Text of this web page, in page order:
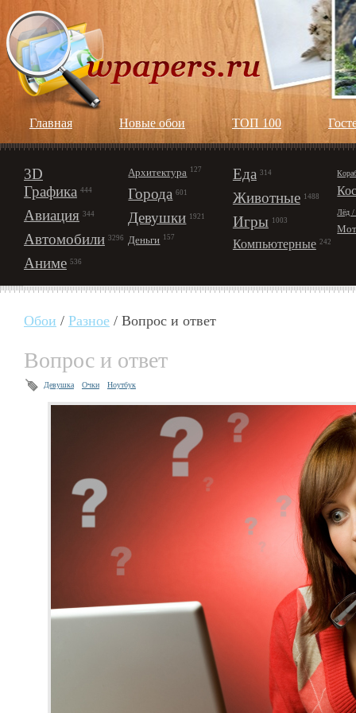
Главная Новые обои ТОП 100
3D
Графика 444
Авиация 344
Автомобили 3296
Аниме 536
Архитектура 127
Города 601
Девушки 1921
Деньги 157
Еда 314
Животные 1488
Игры 1003
Компьютерные 242
Лёд
Обои / Разное / Вопрос и ответ
Вопрос и ответ
Девушка Очки Ноутбук